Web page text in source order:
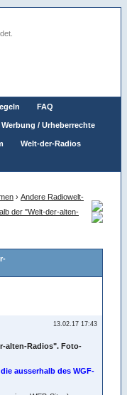
FAQ
Werbung / Urheberrechte
Welt-der-Radios
› Andere Radiowelt-
der "Welt-der-alten-
13.02.17 17:43
alten-Radios". Foto-
ausserhalb des WGF-